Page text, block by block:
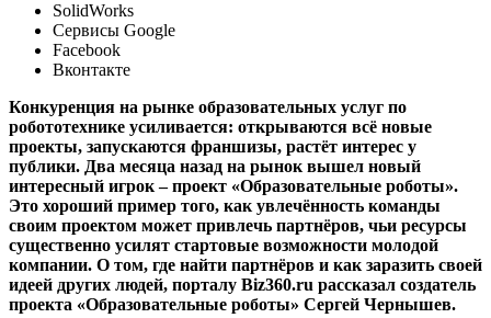
SolidWorks
Сервисы Google
Facebook
Вконтакте
Конкуренция на рынке образовательных услуг по
робототехнике усиливается: открываются всё новые
проекты, запускаются франшизы, растёт интерес у
публики. Два месяца назад на рынок вышел новый
интересный игрок – проект «Образовательные роботы».
Это хороший пример того, как увлечённость команды
своим проектом может привлечь партнёров, чьи ресурсы
существенно усилят стартовые возможности молодой
компании. О том, где найти партнёров и как заразить своей
идеей других людей, порталу Biz360.ru рассказал создатель
проекта «Образовательные роботы» Сергей Чернышев.